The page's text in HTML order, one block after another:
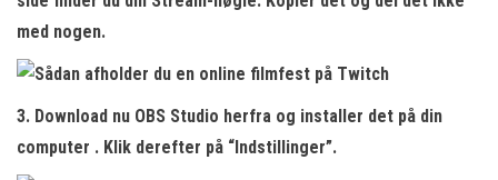
med nogen.
3. Download nu OBS Studio herfra og installer det på din
computer . Klik derefter på “Indstillinger”.